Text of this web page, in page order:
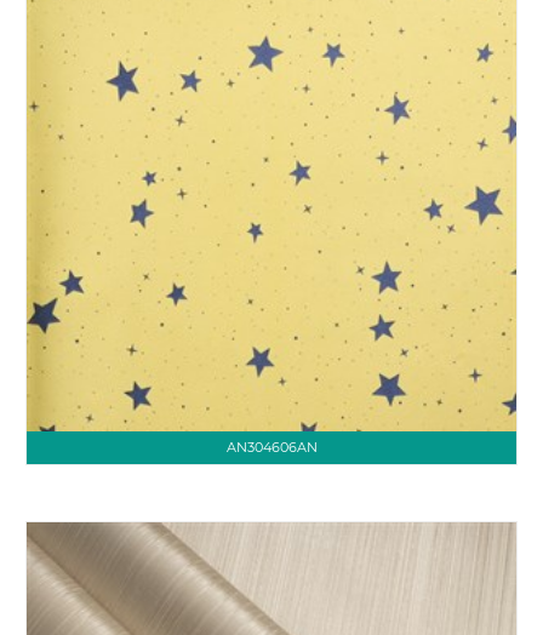
AN304606AN